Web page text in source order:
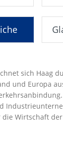
sich Haag
und Europa
Wirtschaft